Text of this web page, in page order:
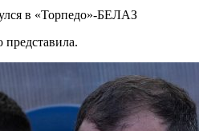
в «Торпедо»-БЕЛАЗ
представила.